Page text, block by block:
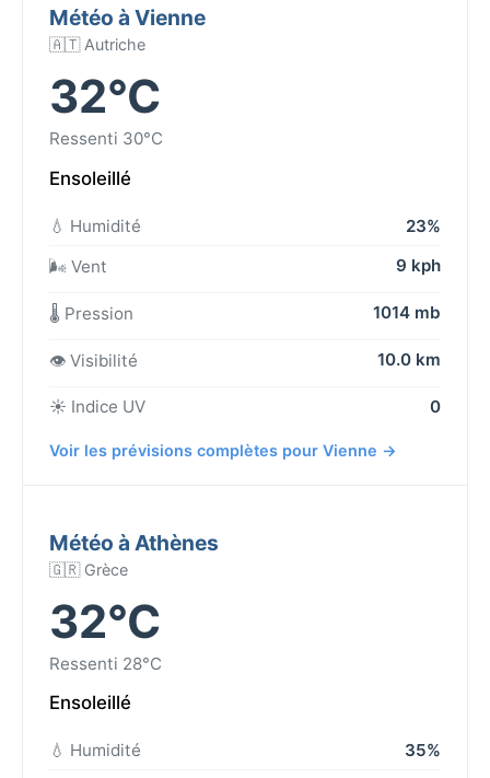
Météo à Vienne
🇦🇹 Autriche
32°C
Ressenti 30°C
Ensoleillé
💧 Humidité
23%
🌬️ Vent
9 kph
🌡️ Pression 1014 mb
👁️ Visibilité 10.0 km
☀️ Indice UV 0
Voir les prévisions complètes pour Vienne →
Météo à Athènes
🇬🇷 Grèce
32°C
Ressenti 28°C
Ensoleillé
💧 Humidité
35%